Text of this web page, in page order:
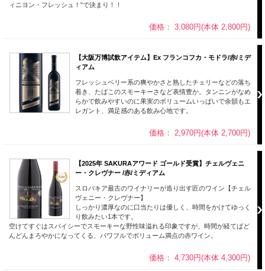
ィニヨン・フレッシュ！”で決まり！！
価格： 3,080円(本体 2,800円)
【大阪万博試飲アイテム】Ex フランコフカ・モドラ/赤/ミデ
ィアム
フレッシュベリー系の爽やかさと熟したチェリーなどの落ち
着き、たばこのスモーキーさなど表情豊か。タンニンがなめ
らかで飲みやすいのに果実のボリュームいっぱいで余韻もエ
レガント、満足感のある飲み心地です。
価格： 2,970円(本体 2,700円)
【2025年 SAKURAアワード ゴールド受賞】チェルヴェニ
ー・クレヴナー /赤/ミディアム
スロバキア最古のワイナリーが造り出す匠のワイン【チェル
ヴェニー・クレヴナー】
しっかり濃厚なのに口当たりは優しく、時間をかけてゆっく
り飲みたい1本です。
空けてすぐはスパイシーでスモーキーな野性味溢れる印象ですが、時間が経てばど
んどんまろやかになってくる、パワフルでボリューム満点の赤ワイン。
価格： 4,730円(本体 4,300円)